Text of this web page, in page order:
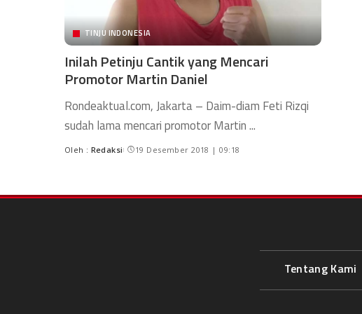
TINJU INDONESIA
Inilah Petinju Cantik yang Mencari
Promotor Martin Daniel
Rondeaktual.com, Jakarta – Daim-diam Feti Rizqi
sudah lama mencari promotor Martin...
Oleh : Redaksi 19 Desember 2018 | 09:18
Tentang Kami